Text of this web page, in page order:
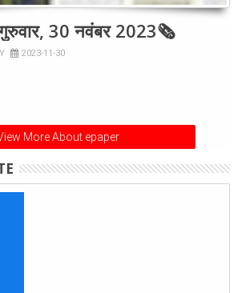
30 नवंबर 2023🗞
2023-11-30
More About epaper